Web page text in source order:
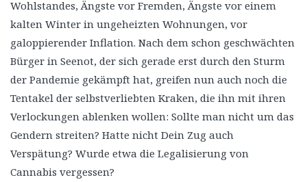
Wohlstandes, Ängste vor Fremden, Ängste vor einem
kalten Winter in ungeheizten Wohnungen, vor
galoppierender Inflation. Nach dem schon geschwächten
Bürger in Seenot, der sich gerade erst durch den Sturm
der Pandemie gekämpft hat, greifen nun auch noch die
Tentakel der selbstverliebten Kraken, die ihn mit ihren
Verlockungen ablenken wollen: Sollte man nicht um das
Gendern streiten? Hatte nicht Dein Zug auch
Verspätung? Wurde etwa die Legalisierung von
Cannabis vergessen?